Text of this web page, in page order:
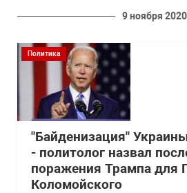
9 ноября 2020
Политика
"Байденизация"
- политолог назвал
поражения Трампа для
Коломойского